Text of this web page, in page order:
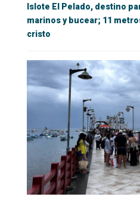
Islote El Pelado, destino
marinos y bucear; 11
cristo